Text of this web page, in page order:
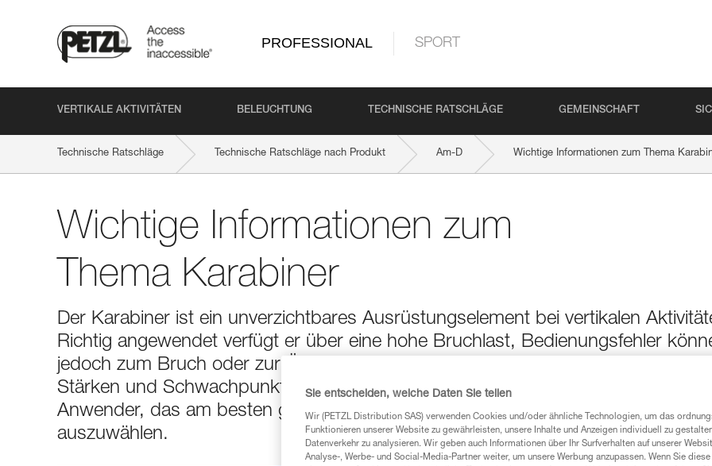
PROFESSIONAL SPORT
VERTIKALE AKTIVITÄTEN BELEUCHTUNG TECHNISCHE RATSCHLÄGE GEMEINSCHAFT
Technische Ratschläge Technische Ratschläge nach Produkt Am-D Wichtige Informationen zum Thema
Wichtige Informationen zum
Thema Karabiner
Der Karabiner ist ein unverzichtbares Ausrüstungselement bei vertikalen
Richtig angewendet verfügt er über eine hohe Bruchlast, Bedienungsfehler
jedoch zum Bruch oder zur Öffnung des Karabiners führen. Die Kenntnis der
Stärken und Schwachpunkte der einzelnen Karabiner ermöglicht es dem
Anwender, das am besten geeignete Produkt für jeden Verwendungszweck
auszuwählen.
Sie entscheiden, welche Daten Sie teilen
Wir (PETZL Distribution SAS) verwenden Cookies und/oder ähnliche Technologien, um das
Funktionieren unserer Website zu gewährleisten, unsere Inhalte und Anzeigen individuell zu
Datenverkehr zu analysieren. Wir geben auch Informationen über Ihr Surfverhalten auf unserer
Analyse-, Werbe- und Social-Media-Partner weiter, um unsere Werbung anzupassen. Wenn Sie